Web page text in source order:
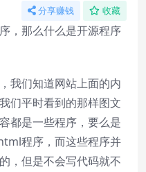
分享赚钱 收藏
，那么什么是开源程序
我们知道网站上面的内
们平时看到的那样图文
都是一些程序，要么是
程序，而这些程序并
，但是不会写代码就不